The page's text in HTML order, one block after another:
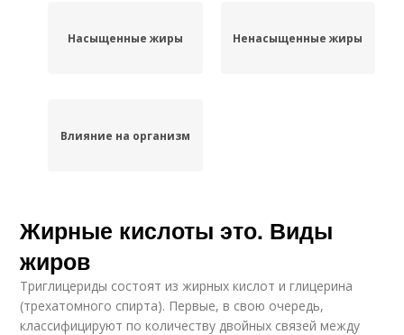
Насыщенные жиры Ненасыщенные жиры
Влияние на организм
Жирные кислоты это. Виды
жиров
Триглицериды состоят из жирных кислот и глицерина
(трехатомного спирта). Первые, в свою очередь,
классифицируют по количеству двойных связей между